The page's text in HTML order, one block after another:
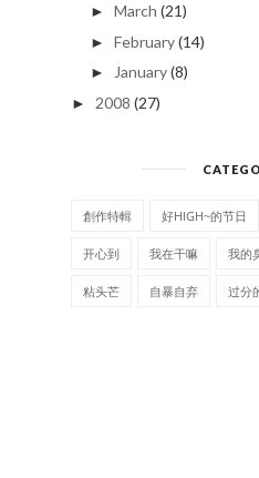
► March (21)
► February(14)
► January(8)
► 2008 (27)
創作特輯 好HIGH~的节日
开心到 我在干嘛 我的
粘头芒 自暴自弃 过分